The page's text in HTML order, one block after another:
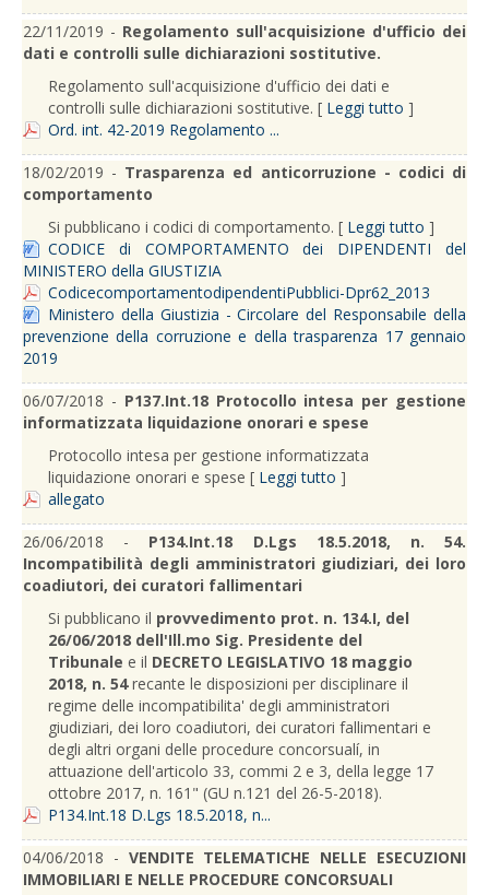
22/11/2019 - Regolamento sull'acquisizione d'ufficio dei
dati e controlli sulle dichiarazioni sostitutive.
Regolamento sull'acquisizione d'ufficio dei dati e
controlli sulle dichiarazioni sostitutive. [ Leggi tutto ]
Ord. int. 42-2019 Regolamento ...
18/02/2019 - Trasparenza ed anticorruzione - codici di
comportamento
Si pubblicano i codici di comportamento. [ Leggi tutto ]
CODICE di COMPORTAMENTO dei DIPENDENTI del
MINISTERO della GIUSTIZIA
CodicecomportamentodipendentiPubblici-Dpr62_2013
Ministero della Giustizia - Circolare del Responsabile della
prevenzione della corruzione e della trasparenza 17 gennaio
2019
06/07/2018 - P137.Int.18 Protocollo intesa per gestione
informatizzata liquidazione onorari e spese
Protocollo intesa per gestione informatizzata
liquidazione onorari e spese [ Leggi tutto ]
allegato
26/06/2018 - P134.Int.18 D.Lgs 18.5.2018, n. 54.
Incompatibilità degli amministratori giudiziari, dei loro
coadiutori, dei curatori fallimentari
Si pubblicano il provvedimento prot. n. 134.I, del
26/06/2018 dell'Ill.mo Sig. Presidente del
Tribunale e il DECRETO LEGISLATIVO 18 maggio
2018, n. 54recante le disposizioni per disciplinare il
regime delle incompatibilita' degli amministratori
giudiziari, dei loro coadiutori, dei curatori fallimentari e
degli altri organi delle procedure concorsualí, in
attuazione dell'articolo 33, commi 2 e 3, della legge 17
ottobre 2017, n. 161" (GU n.121 del 26-5-2018).
P134.Int.18 D.Lgs 18.5.2018, n...
04/06/2018 - VENDITE TELEMATICHE NELLE ESECUZIONI
IMMOBILIARI E NELLE PROCEDURE CONCORSUALI